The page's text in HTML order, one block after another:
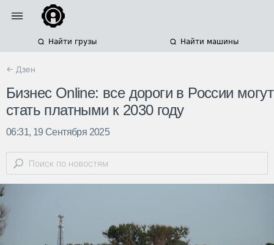
Найти грузы Найти машины
← Дзен
Бизнес Online: все дороги в России могут
стать платными к 2030 году
06:31, 19 Сентября 2025